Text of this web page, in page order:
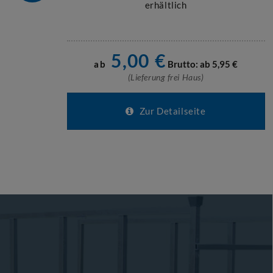
erhältlich
ab 5,00 € Brutto: ab 5,95 €
(Lieferung frei Haus)
Zur Detailseite